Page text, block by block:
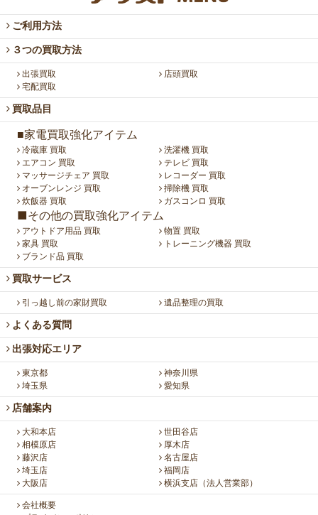
ご利用方法
３つの買取方法
出張買取
店頭買取
宅配買取
買取品目
■家電買取強化アイテム
冷蔵庫 買取
洗濯機 買取
エアコン 買取
テレビ 買取
マッサージチェア 買取
レコーダー 買取
オーブンレンジ 買取
掃除機 買取
炊飯器 買取
ガスコンロ 買取
■その他の買取強化アイテム
アウトドア用品 買取
物置 買取
家具 買取
トレーニング機器 買取
ブランド品 買取
買取サービス
引っ越し前の家財買取 遺品整理の買取
よくある質問
出張対応エリア
東京都
神奈川県
埼玉県
愛知県
店舗案内
大和本店
世田谷店
相模原店
厚木店
藤沢店
名古屋店
埼玉店
福岡店
大阪店
横浜支店（法人営業部）
会社概要